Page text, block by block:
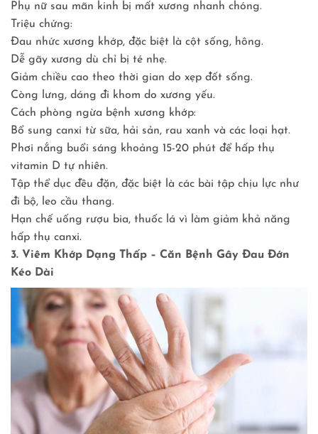
Phụ nữ sau mãn kinh bị mất xương nhanh chóng.
Triệu chứng:
Đau nhức xương khớp, đặc biệt là cột sống, hông.
Dễ gãy xương dù chỉ bị té nhẹ.
Giảm chiều cao theo thời gian do xẹp đốt sống.
Còng lưng, dáng đi khom do xương yếu.
Cách phòng ngừa bệnh xương khớp:
Bổ sung canxi từ sữa, hải sản, rau xanh và các loại hạt.
Phơi nắng buổi sáng khoảng 15-20 phút để hấp thụ
vitamin D tự nhiên.
Tập thể dục đều đặn, đặc biệt là các bài tập chịu lực như
đi bộ, leo cầu thang.
Hạn chế uống rượu bia, thuốc lá vì làm giảm khả năng
hấp thụ canxi.
3. Viêm Khớp Dạng Thấp – Căn Bệnh Gây Đau Đớn
Kéo Dài